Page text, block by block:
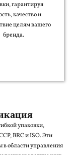
гарантируя
качество и
целям вашего
бренда.
упаковки,
BRC и ISO. Эти
области управления